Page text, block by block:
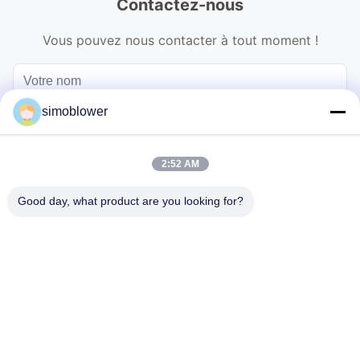
Contactez-nous
Vous pouvez nous contacter à tout moment !
simoblower
2:52 AM
Good day, what product are you looking for?